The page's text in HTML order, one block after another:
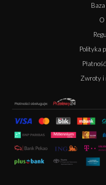
O
Polityka
Zwroty i